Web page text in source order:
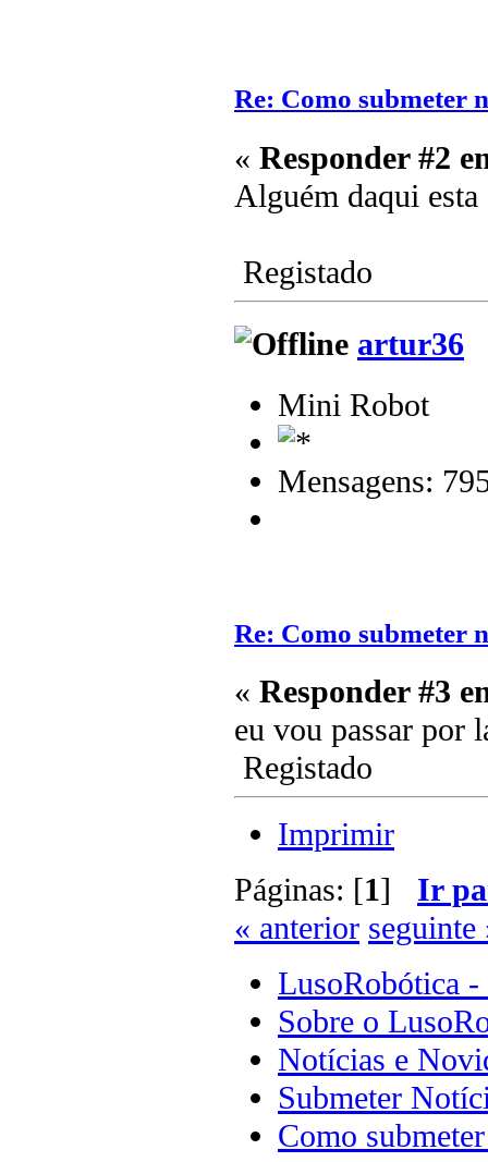
Re: Como submeter
« Responder #2
Alguém daqui esta
Registado
artur36
Mini Robot
Mensagens:
Re: Como submeter
« Responder #3
eu vou passar por
Registado
Imprimir
Páginas: [1] Ir
« anterior seguinte
LusoRobótica -
Sobre o
Notícias e
Submeter
Como